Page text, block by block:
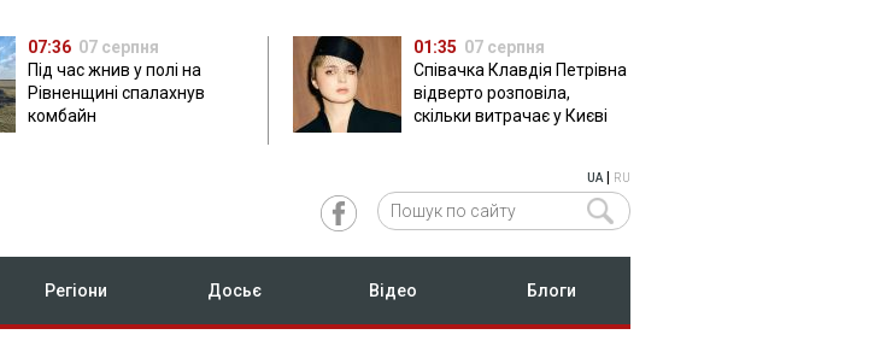
07:36 07 серпня
Під час жнив у полі на
Рівненщині спалахнув
комбайн
01:35 07 серпня
Співачка Клавдія Петрівна
відверто розповіла,
скільки витрачає у Києві
UA| RU
Регіони Досьє Відео Блоги